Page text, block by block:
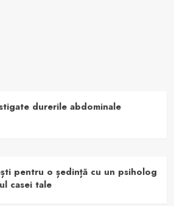
durerile abdominale
pentru o ședință cu un psiholog
casei tale